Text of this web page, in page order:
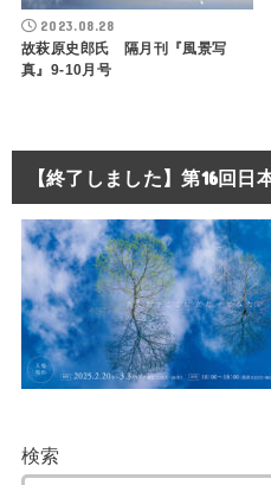
2023.08.28
故萩原史郎氏 隔月刊『風景写
真』9-10月号
【終了しました】第16回日
検索